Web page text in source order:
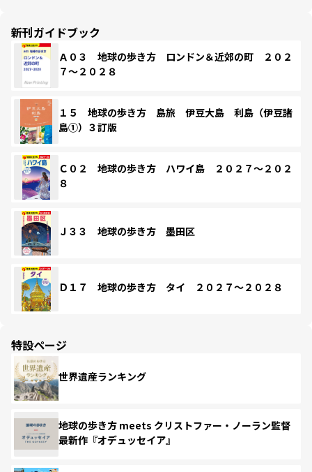
新刊ガイドブック
Ａ０３ 地球の歩き方 ロンドン＆近郊の町 ２０２
７～２０２８
１５ 地球の歩き方 島旅 伊豆大島 利島（伊豆諸
島①）３訂版
Ｃ０２ 地球の歩き方 ハワイ島 ２０２７～２０２
８
Ｊ３３ 地球の歩き方 墨田区
Ｄ１７ 地球の歩き方 タイ ２０２７～２０２８
特設ページ
世界遺産ランキング
地球の歩き方 meets クリストファー・ノーラン監督
最新作『オデュッセイア』